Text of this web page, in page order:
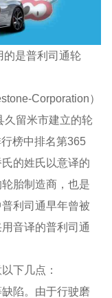
是普利司通轮
Corporation）
久留米市建立的轮
榜中排名第365
的姓氏以意译的
胎制造商，也是
利司通早年曾被
音译的普利司通
下几点：
陷。由于行驶磨